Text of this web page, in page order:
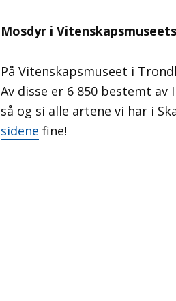
Mosdyr i
På Vitenskapsmuseet i
Av disse er 6 850 bestemt
så og si alle artene vi har i
sidene fine!